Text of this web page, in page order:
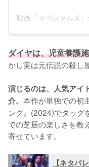
ダイヤは、児童養護
かし実は元伝説の殺し
演じるのは、人気アイ
介。 本作が単独での初
ング』(2024)でタッグ
での芝居の楽しさを教
寄せています。
【ネタバ